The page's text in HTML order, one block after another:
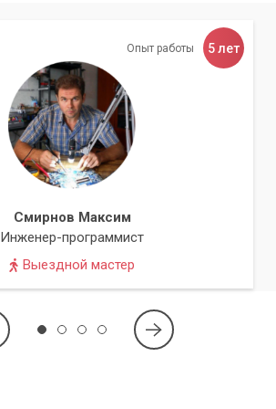
Опыт работы 5 лет
Смирнов Максим
Инженер-программист
Выездной мастер